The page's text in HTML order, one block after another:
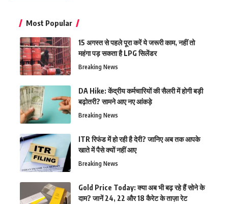
Most Popular
15 अगस्त से पहले पूरा करें ये जरूरी काम, नहीं तो
महंगा पड़ सकता है LPG सिलेंडर
Breaking News
DA Hike: केंद्रीय कर्मचारियों की सैलरी में होगी बड़ी
बढ़ोतरी? सामने आए नए आंकड़े
Breaking News
ITR रिफंड में हो रही है देरी? जानिए अब तक आपके
खाते में पैसे क्यों नहीं आए
Breaking News
Gold Price Today: क्या अब भी बढ़ रहे हैं सोने के
दाम? जानें 24, 22 और 18 कैरेट के ताज़ा रेट